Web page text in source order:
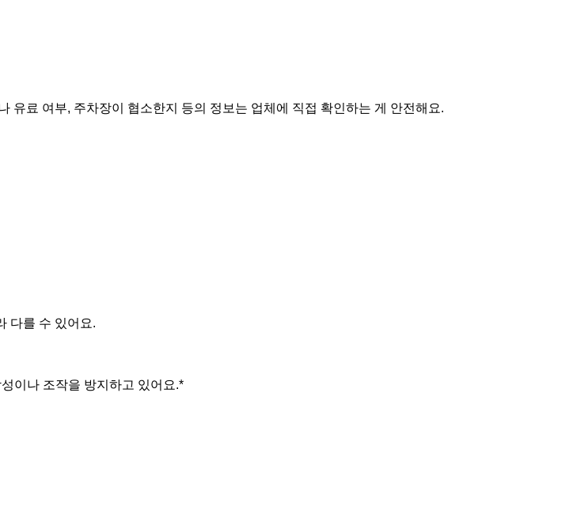
료 여부, 주차장이 협소한지 등의 정보는 업체에 직접 확인하는 게 안전해요.
다를 수 있어요.
이나 조작을 방지하고 있어요.*